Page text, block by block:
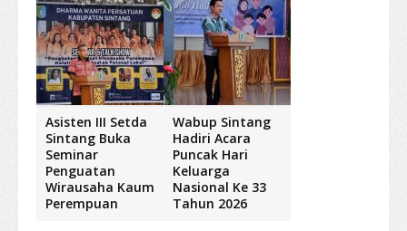
Asisten III Setda
Sintang Buka
Seminar
Penguatan
Wirausaha Kaum
Perempuan
Wabup Sintang
Hadiri Acara
Puncak Hari
Keluarga
Nasional Ke 33
Tahun 2026